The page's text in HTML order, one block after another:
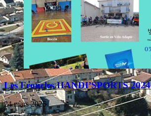
Les Froncles HANDI’SPORTS 2024
24 mars 2025